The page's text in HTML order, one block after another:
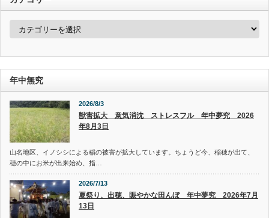
カ
ー
年中無究
2026/8/3
獣害拡大 意気消沈 ストレスフル 年中夢究 2026
年8月3日
山名地区、イノシシによる稲の被害が拡大しています。ちょうど今、稲穂が出て、
穂の中にお米が出来始め、指…
2026/7/13
夏祭り、出穂、賑やかな田んぼ 年中夢究 2026年7月
13日